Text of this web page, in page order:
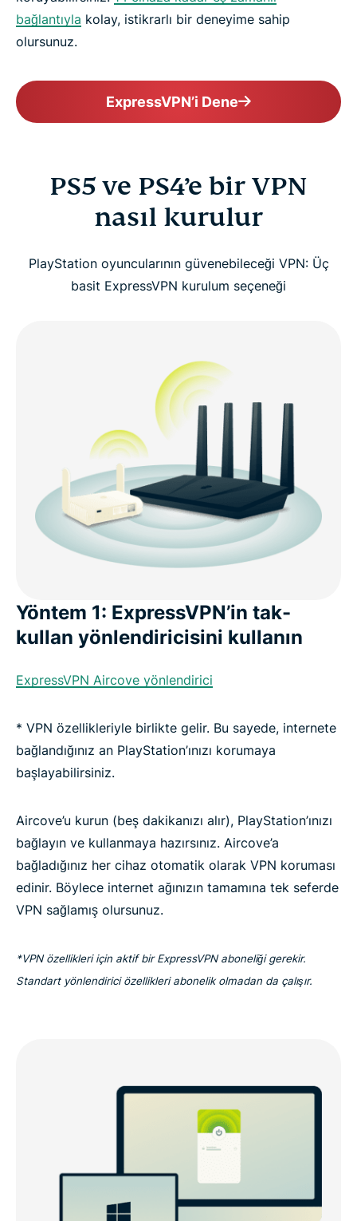
bağlantıyla kolay, istikrarlı bir deneyime sahip
olursunuz.
ExpressVPN’i Dene
PS5 ve PS4’e bir VPN
nasıl kurulur
PlayStation oyuncularının güvenebileceği VPN: Üç
basit ExpressVPN kurulum seçeneği
Yöntem 1: ExpressVPN’in tak-
kullan yönlendiricisini kullanın
ExpressVPN Aircove yönlendirici
* VPN özellikleriyle birlikte gelir. Bu sayede, internete
bağlandığınız an PlayStation’ınızı korumaya
başlayabilirsiniz.
Aircove’u kurun (beş dakikanızı alır), PlayStation’ınızı
bağlayın ve kullanmaya hazırsınız. Aircove’a
bağladığınız her cihaz otomatik olarak VPN koruması
edinir. Böylece internet ağınızın tamamına tek seferde
VPN sağlamış olursunuz.
*VPN özellikleri için aktif bir ExpressVPN aboneliği gerekir.
Standart yönlendirici özellikleri abonelik olmadan da çalışır.